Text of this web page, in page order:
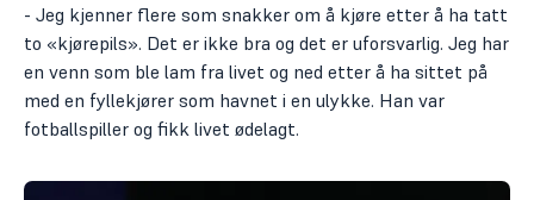
- Jeg kjenner flere som snakker om å kjøre etter å ha tatt
to «kjørepils». Det er ikke bra og det er uforsvarlig. Jeg har
en venn som ble lam fra livet og ned etter å ha sittet på
med en fyllekjører som havnet i en ulykke. Han var
fotballspiller og fikk livet ødelagt.